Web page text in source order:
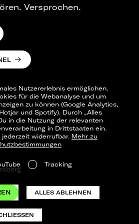
Berlin
Berlin
Nutzererlebnis ermöglichen.
für die Webanalyse und um
zu können (Google Analytics,
und Spotify). Durch „Alles
in die Nutzung der relevanten
in Drittstaaten ein.
widerrufbar. Mehr zu
Tracking
ALLES ABLEHNEN
Versprochen.